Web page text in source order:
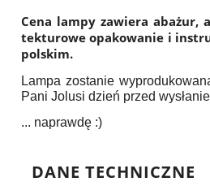
Cena lampy zawiera abażur,
tekturowe opakowanie i
polskim.
Lampa zostanie
Pani Jolusi dzień przed
... naprawdę :)
DANE TECHNICZNE